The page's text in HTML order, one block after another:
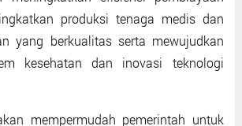
produksi tenaga medis dan
yang berkualitas serta mewujudkan
kesehatan dan inovasi teknologi
mempermudah pemerintah untuk